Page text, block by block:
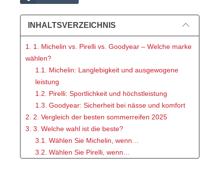
INHALTSVERZEICHNIS
1. 1. Michelin vs. Pirelli vs. Goodyear – Welche marke
wählen?
1.1. Michelin: Langlebigkeit und ausgewogene
leistung
1.2. Pirelli: Sportlichkeit und höchstleistung
1.3. Goodyear: Sicherheit bei nässe und komfort
2. 2. Vergleich der besten sommerreifen 2025
3. 3. Welche wahl ist die beste?
3.1. Wählen Sie Michelin, wenn…
3.2. Wählen Sie Pirelli, wenn…